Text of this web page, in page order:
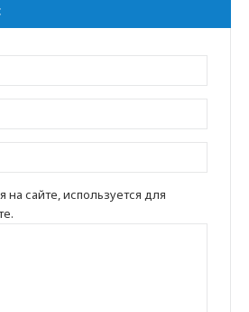
на сайте, используется для